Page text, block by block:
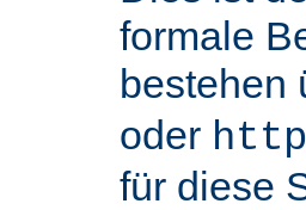
formale
bestehen
oder
für diese